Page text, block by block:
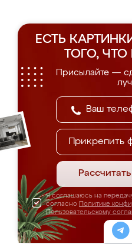
ЕСТЬ
ТОГО,
Присылайте —
Прикрепить
Я соглашаюсь на
согласно Политике
Пользовательскому